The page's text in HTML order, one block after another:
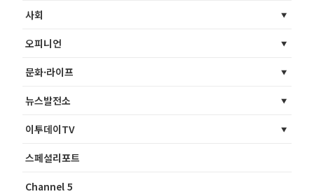
사회
오피니언
문화·라이프
뉴스발전소
이투데이TV
스페셜리포트
Channel 5